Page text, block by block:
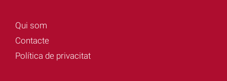
Qui som
Contacte
Política de privacitat